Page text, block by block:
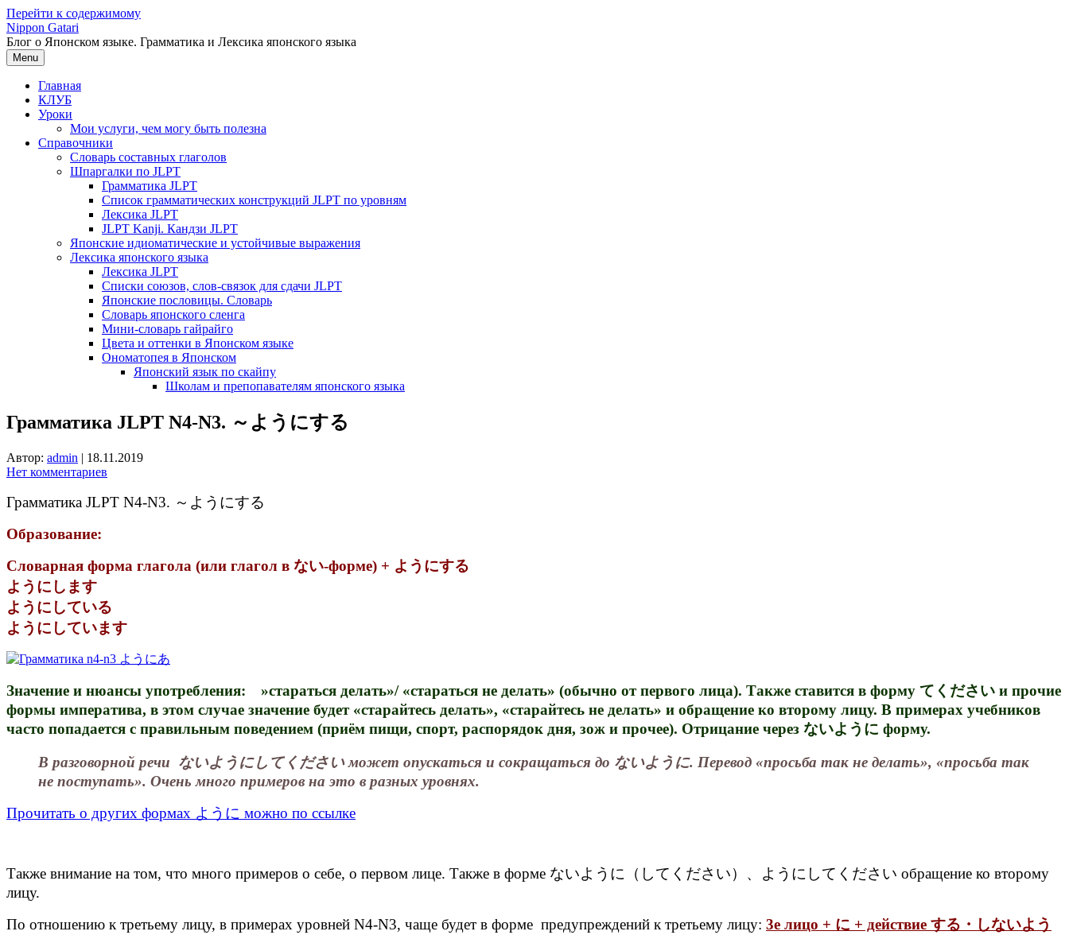
Перейти к содержимому
Nippon Gatari
Блог о Японском языке. Грамматика и Лексика японского языка
Menu
Главная
КЛУБ
Уроки
Мои услуги, чем могу быть полезна
Справочники
Словарь составных глаголов
Шпаргалки по JLPT
Грамматика JLPT
Список грамматических конструкций JLPT по уровням
Лексика JLPT
JLPT Kanji. Кандзи JLPT
Японские идиоматические и устойчивые выражения
Лексика японского языка
Лексика JLPT
Списки союзов, слов-связок для сдачи JLPT
Японские пословицы. Словарь
Словарь японского сленга
Мини-словарь гайрайго
Цвета и оттенки в Японском языке
Ономатопея в Японском
Японский язык по скайпу
Школам и препопавателям японского языка
Грамматика JLPT N4-N3. ～ようにする
Автор: admin | 18.11.2019
Нет комментариев
Грамматика JLPT N4-N3. ～ようにする
Образование:
Словарная форма глагола (или глагол в ない-форме) + ようにする
ようにします
ようにしている
ようにしています
Значение и нюансы употребления: »стараться делать»/ «стараться не делать» (обычно от первого лица). Также ставится в форму てください и прочие
формы императива, в этом случае значение будет «старайтесь делать», «старайтесь не делать» и обращение ко второму лицу. В примерах учебников
часто попадается с правильным поведением (приём пищи, спорт, распорядок дня, зож и прочее). Отрицание через ないように форму.
В разговорной речи ないようにしてください может опускаться и сокращаться до ないように. Перевод «просьба так не делать», «просьба так
не поступать». Очень много примеров на это в разных уровнях.
Прочитать о других формах ように можно по ссылке
Также внимание на том, что много примеров о себе, о первом лице. Также в форме ないように（してください）、ようにしてください обращение ко второму
лицу.
По отношению к третьему лицу, в примерах уровней N4-N3, чаще будет в форме предупреждений к третьему лицу: 3е лицо + に + действие する・しないよう